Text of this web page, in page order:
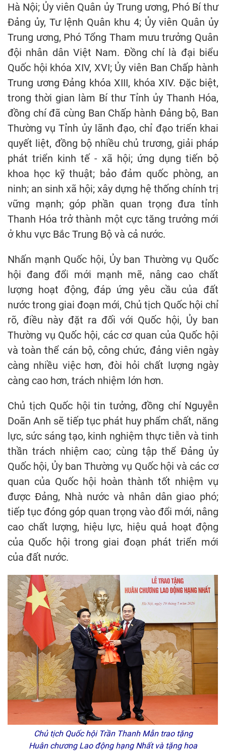
Hà Nội; Ủy viên Quân ủy Trung ương, Phó Bí thư
Đảng ủy, Tư lệnh Quân khu 4; Ủy viên Quân ủy
Trung ương, Phó Tổng Tham mưu trưởng Quân
đội nhân dân Việt Nam. Đồng chí là đại biểu
Quốc hội khóa XIV, XVI; Ủy viên Ban Chấp hành
Trung ương Đảng khóa XIII, khóa XIV. Đặc biệt,
trong thời gian làm Bí thư Tỉnh ủy Thanh Hóa,
đồng chí đã cùng Ban Chấp hành Đảng bộ, Ban
Thường vụ Tỉnh ủy lãnh đạo, chỉ đạo triển khai
quyết liệt, đồng bộ nhiều chủ trương, giải pháp
phát triển kinh tế - xã hội; ứng dụng tiến bộ
khoa học kỹ thuật; bảo đảm quốc phòng, an
ninh; an sinh xã hội; xây dựng hệ thống chính trị
vững mạnh; góp phần quan trọng đưa tỉnh
Thanh Hóa trở thành một cực tăng trưởng mới
ở khu vực Bắc Trung Bộ và cả nước.
Nhấn mạnh Quốc hội, Ủy ban Thường vụ Quốc
hội đang đổi mới mạnh mẽ, nâng cao chất
lượng hoạt động, đáp ứng yêu cầu của đất
nước trong giai đoạn mới, Chủ tịch Quốc hội chỉ
rõ, điều này đặt ra đối với Quốc hội, Ủy ban
Thường vụ Quốc hội, các cơ quan của Quốc hội
và toàn thể cán bộ, công chức, đảng viên ngày
càng nhiều việc hơn, đòi hỏi chất lượng ngày
càng cao hơn, trách nhiệm lớn hơn.
Chủ tịch Quốc hội tin tưởng, đồng chí Nguyễn
Doãn Anh sẽ tiếp tục phát huy phẩm chất, năng
lực, sức sáng tạo, kinh nghiệm thực tiễn và tinh
thần trách nhiệm cao; cùng tập thể Đảng ủy
Quốc hội, Ủy ban Thường vụ Quốc hội và các cơ
quan của Quốc hội hoàn thành tốt nhiệm vụ
được Đảng, Nhà nước và nhân dân giao phó;
tiếp tục đóng góp quan trọng vào đổi mới, nâng
cao chất lượng, hiệu lực, hiệu quả hoạt động
của Quốc hội trong giai đoạn phát triển mới
của đất nước.
Chủ tịch Quốc hội Trần Thanh Mẫn trao tặng
Huân chương Lao động hạng Nhất và tặng hoa